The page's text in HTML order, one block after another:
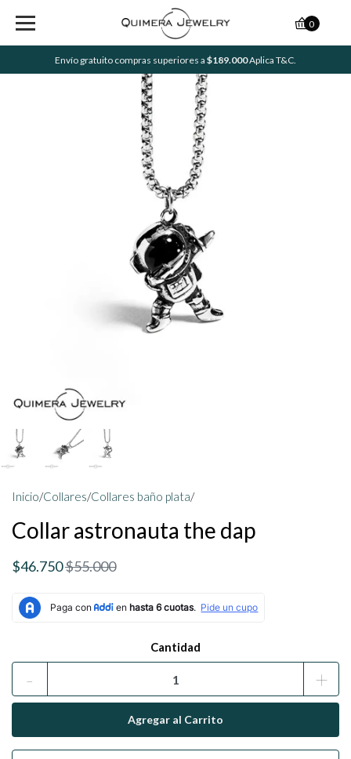
Envío gratuito compras superiores a $189.000Aplica T&C.
0
Inicio/Collares/Collares baño plata/
Collar astronauta the dap
$46.750$55.000
Cantidad
- +